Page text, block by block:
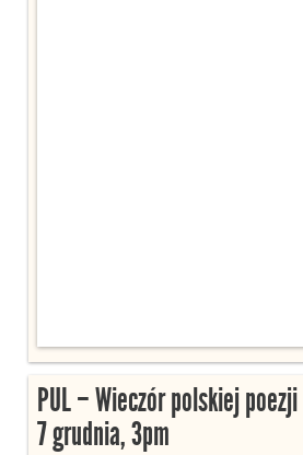
PUL – Wieczór polskiej
7 grudnia, 3pm